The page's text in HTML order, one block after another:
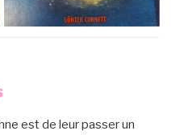
est de leur passer un